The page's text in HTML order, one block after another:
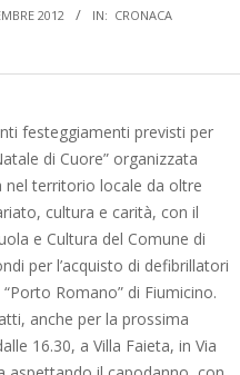
2012 IN: CRONACA
festeggiamenti previsti per
di Cuore” organizzata
nel territorio locale da oltre
cultura e carità, con il
e Cultura del Comune di
per l’acquisto di defibrillatori
Romano” di Fiumicino.
anche per la prossima
16.30, a Villa Faieta, in Via